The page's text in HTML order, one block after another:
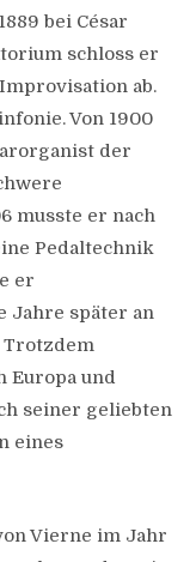
bei César
schloss er
ab.
Von 1900
der
musste er nach
Pedaltechnik
er
Jahre später an
Trotzdem
Europa und
seiner geliebten
eines
Vierne im Jahr